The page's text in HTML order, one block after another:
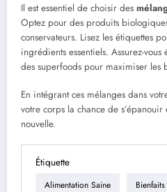
Il est essentiel de choisir des
Optez pour des produits
conservateurs. Lisez les étiquettes
ingrédients essentiels. Assurez-
des superfoods pour maximiser les
En intégrant ces mélanges dans
votre corps la chance de
nouvelle.
Étiquette
Alimentation Saine